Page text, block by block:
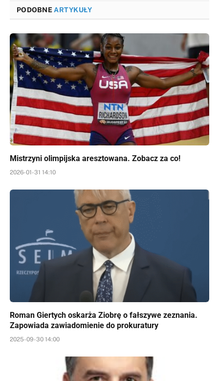
PODOBNE ARTYKUŁY
Mistrzyni olimpijska aresztowana. Zobacz za co!
2026-01-31 14:10
Roman Giertych oskarża Ziobrę o fałszywe zeznania.
Zapowiada zawiadomienie do prokuratury
2025-09-30 14:00